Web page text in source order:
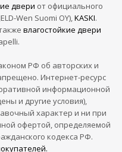
двери от официального
Wen Suomi OY),KASKI.
влагостойкие двери
РФ об авторских и
Интернет-ресурс
информационной
и другие условия),
характер и ни при
офертой, определяемой
кодекса РФ.